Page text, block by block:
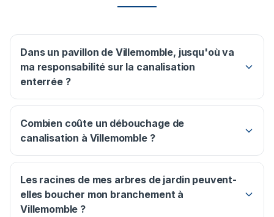
Dans un pavillon de Villemomble, jusqu'où va
ma responsabilité sur la canalisation
enterrée ?
Combien coûte un débouchage de
canalisation à Villemomble ?
Les racines de mes arbres de jardin peuvent-
elles boucher mon branchement à
Villemomble ?